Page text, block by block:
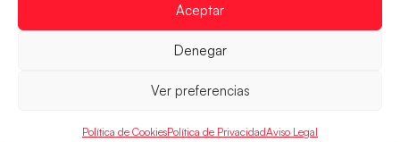
Aceptar
Denegar
Ver preferencias
Política de CookiesPolítica de PrivacidadAviso Legal
Los Hispanos Juveniles jugarán las
semifinales del EHF EURO 2026
Los pupilos de Javier Márquez se han llevado el
partido de semifinales 29-27 ante Francia y mañana
jugarán las semifinales
LEER MÁS